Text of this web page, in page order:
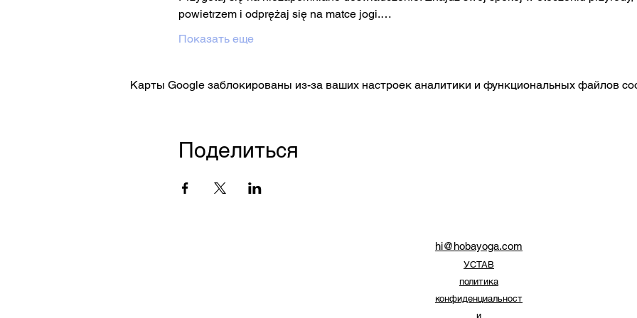
powietrzem i odprężaj się na matce jogi.…
Показать еще
Карты Google заблокированы из-за ваших настроек аналитики и функциональных файлов
Поделиться
hi@hobayoga.com
УСТАВ
политика
конфиденциальност
и